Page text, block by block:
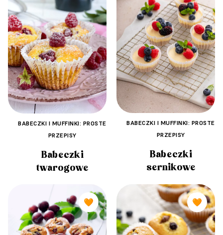
BABECZKI I MUFFINKI: PROSTE
PRZEPISY
Babeczki
twarogowe
BABECZKI I MUFFINKI: PROSTE
PRZEPISY
Babeczki
sernikowe
🧡 🧡